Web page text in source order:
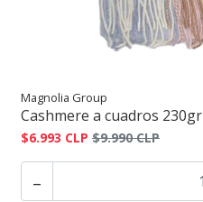
Magnolia Group
Cashmere a cuadros 230gr
$6.993 CLP $9.990 CLP
-